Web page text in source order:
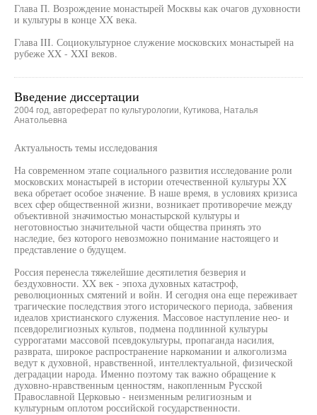
Глава П. Возрождение монастырей Москвы как очагов духовности
и культуры в конце XX века.
Глава III. Социокультурное служение московских монастырей на
рубеже XX - XXI веков.
Введение диссертации
2004 год, автореферат по культурологии, Кутикова, Наталья
Анатольевна
Актуальность темы исследования
На современном этапе социального развития исследование роли
московских монастырей в истории отечественной культуры XX
века обретает особое значение. В наше время, в условиях кризиса
всех сфер общественной жизни, возникает противоречие между
объективной значимостью монастырской культуры и
неготовностью значительной части общества принять это
наследие, без которого невозможно понимание настоящего и
представление о будущем.
Россия перенесла тяжелейшие десятилетия безверия и
бездуховности. XX век - эпоха духовных катастроф,
революционных смятений и войн. И сегодня она еще переживает
трагические последствия этого исторического периода, забвения
идеалов христианского служения. Массовое наступление нео- и
псевдорелигиозных культов, подмена подлинной культуры
суррогатами массовой псевдокультуры, пропаганда насилия,
разврата, широкое распространение наркомании и алкоголизма
ведут к духовной, нравственной, интеллектуальной, физической
деградации народа. Именно поэтому так важно обращение к
духовно-нравственным ценностям, накопленным Русской
Православной Церковью - неизменным религиозным и
культурным оплотом российской государственности.